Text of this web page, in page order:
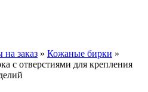
заказ » Кожаные бирки »
с отверстиями для крепления